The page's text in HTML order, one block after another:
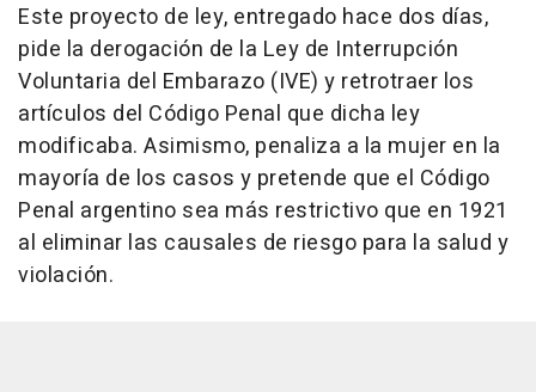
Este proyecto de ley, entregado hace dos días,
pide la derogación de la Ley de Interrupción
Voluntaria del Embarazo (IVE) y retrotraer los
artículos del Código Penal que dicha ley
modificaba. Asimismo, penaliza a la mujer en la
mayoría de los casos y pretende que el Código
Penal argentino sea más restrictivo que en 1921
al eliminar las causales de riesgo para la salud y
violación.